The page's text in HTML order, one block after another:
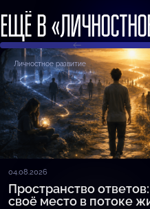
ЕЩЁ В
Личностное развитие
04.08.2026
Пространство
своё место в потоке